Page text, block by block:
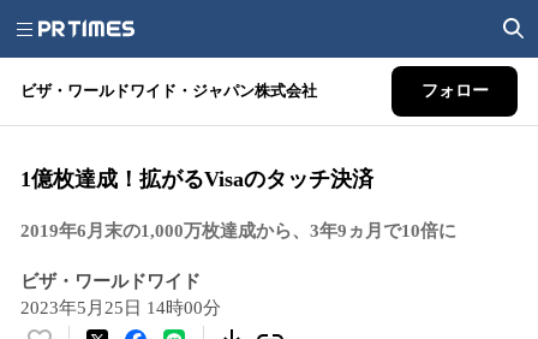
ビザ・ワールドワイド・ジャパン株式会社 フォロー
1億枚達成！拡がるVisaのタッチ決済
2019年6月末の1,000万枚達成から、3年9ヵ月で10倍に
ビザ・ワールドワイド
2023年5月25日 14時00分